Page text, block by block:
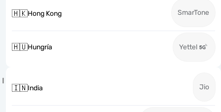
🇭🇰Hong Kong SmarTone
🇭🇺Hungría Yettel
I
🇮🇳India Jio